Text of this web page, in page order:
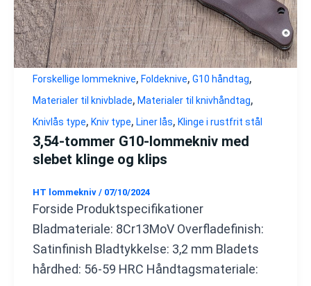
Forskellige lommeknive, Foldeknive, G10 håndtag,
Materialer til knivblade, Materialer til knivhåndtag,
Knivlås type, Kniv type, Liner lås, Klinge i rustfrit stål
3,54-tommer G10-lommekniv med
slebet klinge og klips
HT lommekniv / 07/10/2024
Forside Produktspecifikationer
Bladmateriale: 8Cr13MoV Overfladefinish:
Satinfinish Bladtykkelse: 3,2 mm Bladets
hårdhed: 56-59 HRC Håndtagsmateriale: